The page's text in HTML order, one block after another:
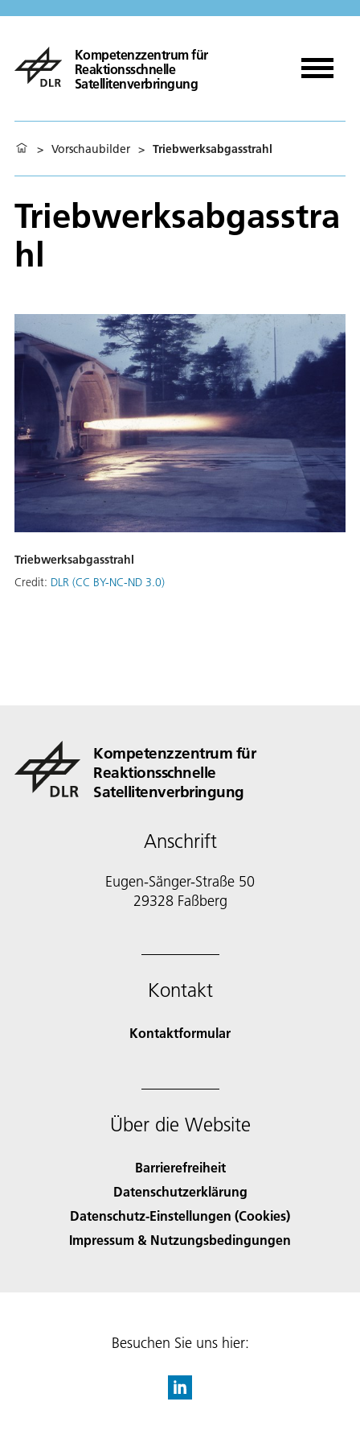
Kompetenzzentrum für
Reaktionsschnelle
Satellitenverbringung
> Vorschaubilder > Triebwerksabgasstrahl
Triebwerksabgasstra
hl
Triebwerksabgasstrahl
Credit: DLR (CC BY-NC-ND 3.0)
Kompetenzzentrum für
Reaktionsschnelle
Satellitenverbringung
Anschrift
Eugen-Sänger-Straße 50
29328 Faßberg
Kontakt
Kontaktformular
Über die Website
Barrierefreiheit
Datenschutzerklärung
Datenschutz-Einstellungen (Cookies)
Impressum & Nutzungsbedingungen
Besuchen Sie uns hier: